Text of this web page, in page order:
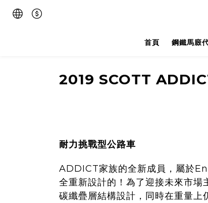
首頁 鋼鐵馬廄
2019 SCOTT
耐力挑戰型公路車
ADDICT家族的全新成員，屬於
全重新設計的！為了迎接未來市場
碳纖疊層結構設計，同時在重量